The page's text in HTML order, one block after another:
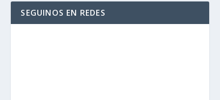
SEGUINOS EN REDES